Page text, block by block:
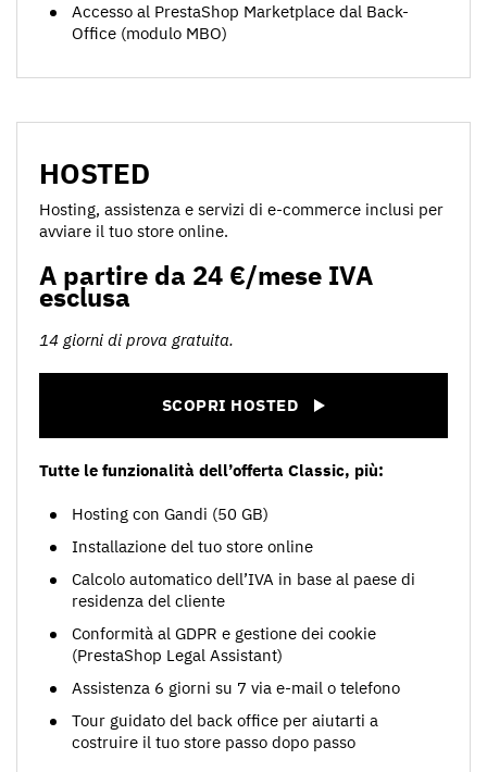
Accesso al PrestaShop Marketplace dal Back-
Office (modulo MBO)
HOSTED
Hosting, assistenza e servizi di e-commerce inclusi per
avviare il tuo store online.
A partire da 24 €/mese IVA
esclusa
14 giorni di prova gratuita.
SCOPRI HOSTED
Tutte le funzionalità dell’offerta Classic, più:
Hosting con Gandi (50 GB)
Installazione del tuo store online
Calcolo automatico dell’IVA in base al paese di
residenza del cliente
Conformità al GDPR e gestione dei cookie
(PrestaShop Legal Assistant)
Assistenza 6 giorni su 7 via e-mail o telefono
Tour guidato del back office per aiutarti a
costruire il tuo store passo dopo passo